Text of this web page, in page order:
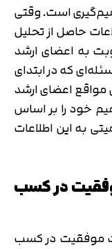
است. وقتی
حاصل از تحلیل
به اعضای ارشد
که در ابتدای
مواقع اعضای ارشد
خود را بر اساس
به این اطلاعات
در کسب
موفقیت در کسب